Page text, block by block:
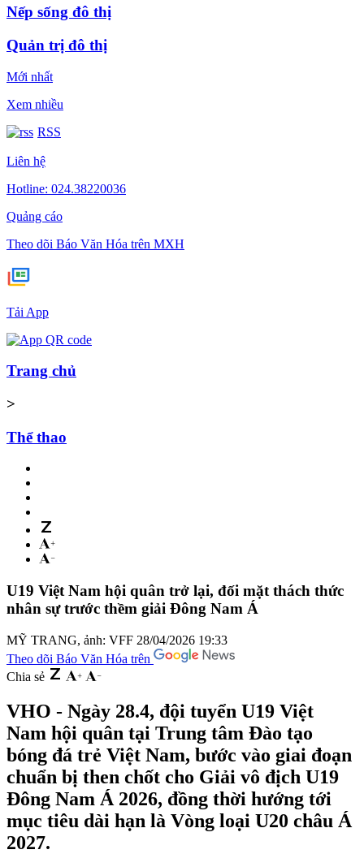
Nếp sống đô thị
Quản trị đô thị
Mới nhất
Xem nhiều
RSS
Liên hệ
Hotline: 024.38220036
Quảng cáo
Theo dõi Báo Văn Hóa trên MXH
Tải App
Trang chủ
>
Thể thao
U19 Việt Nam hội quân trở lại, đối mặt thách thức
nhân sự trước thềm giải Đông Nam Á
MỸ TRANG, ảnh: VFF 28/04/2026 19:33
Theo dõi Báo Văn Hóa trên
Chia sẻ
VHO - Ngày 28.4, đội tuyển U19 Việt
Nam hội quân tại Trung tâm Đào tạo
bóng đá trẻ Việt Nam, bước vào giai đoạn
chuẩn bị then chốt cho Giải vô địch U19
Đông Nam Á 2026, đồng thời hướng tới
mục tiêu dài hạn là Vòng loại U20 châu Á
2027.